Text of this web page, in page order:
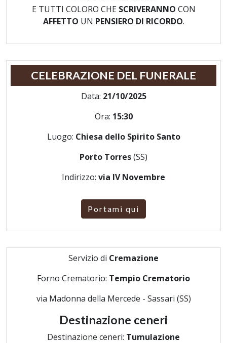
E TUTTI COLORO CHE SCRIVERANNO CON
AFFETTO UN PENSIERO DI RICORDO.
CELEBRAZIONE DEL FUNERALE
Data: 21/10/2025
Ora: 15:30
Luogo: Chiesa dello Spirito Santo
Porto Torres(SS)
Indirizzo: via IV Novembre
Portami qui
Servizio di Cremazione
Forno Crematorio: Tempio Crematorio
via Madonna della Mercede - Sassari (SS)
Destinazione ceneri
Destinazione ceneri: Tumulazione